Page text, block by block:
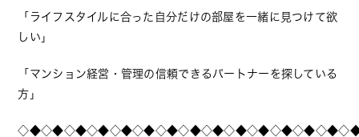
「ライフスタイルに合った自分だけの部屋を一緒に見つけて欲
しい」
「マンション経営・管理の信頼できるパートナーを探している
方」